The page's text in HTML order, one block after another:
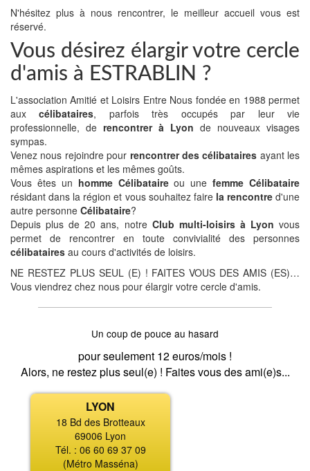
N'hésitez plus à nous rencontrer, le meilleur accueil vous est
réservé.
Vous désirez élargir votre cercle
d'amis à ESTRABLIN ?
L'association Amitié et Loisirs Entre Nous fondée en 1988 permet
auxcélibataires, parfois très occupés par leur vie
professionnelle, de rencontrer à Lyon de nouveaux visages
sympas.
Venez nous rejoindre pour rencontrer des célibataires ayant les
mêmes aspirations et les mêmes goûts.
Vous êtes un homme Célibataireou unefemme Célibataire
résidant dans la région et vous souhaitez faire la rencontred'une
autre personne Célibataire?
Depuis plus de 20 ans, notre Club multi-loisirs à Lyon vous
permet de rencontrer en toute convivialité des personnes
célibataires au cours d'activités de loisirs.
NE RESTEZ PLUS SEUL (E) ! FAITES VOUS DES AMIS (ES)…
Vous viendrez chez nous pour élargir votre cercle d'amis.
Un coup de pouce au hasard
pour seulement 12 euros/mois !
Alors, ne restez plus seul(e) ! Faites vous des ami(e)s...
LYON
18 Bd des Brotteaux
69006 Lyon
Tél. : 06 60 69 37 09
(Métro Masséna)